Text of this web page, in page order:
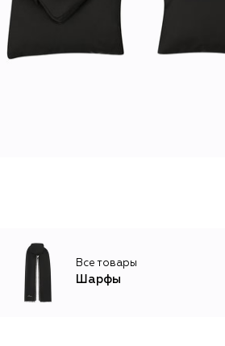
Все товары
Шарфы